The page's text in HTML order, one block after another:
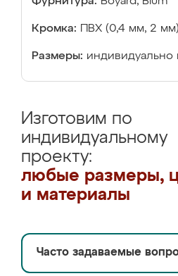
Кромка: ПВХ (0,4 мм, 2 мм)
Размеры: индивидуально
Изготовим по
индивидуальному
проекту:
любые размеры,
и материалы
Часто задаваемые